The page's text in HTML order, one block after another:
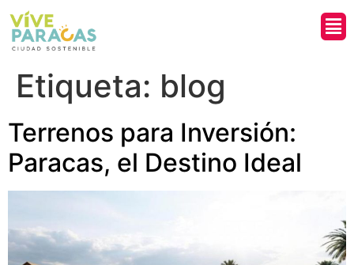
Etiqueta: blog
Terrenos para Inversión:
Paracas, el Destino Ideal